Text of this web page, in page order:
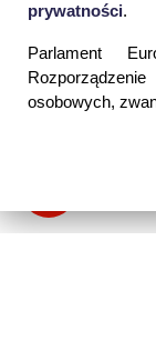
prywatności.
Parlament
osobowych,